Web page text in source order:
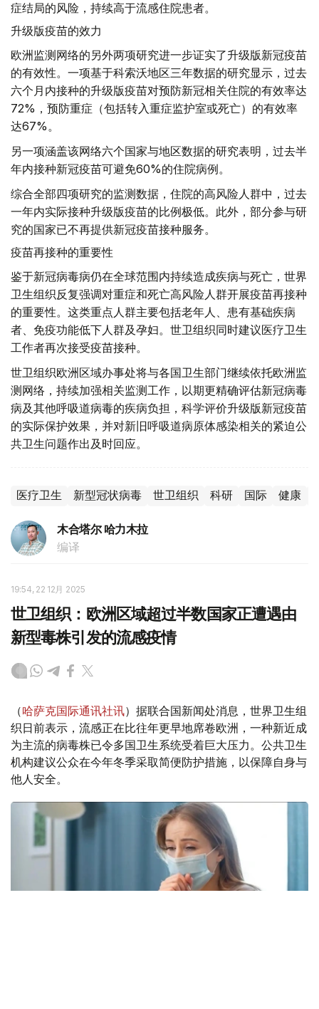
症结局的风险，持续高于流感住院患者。
升级版疫苗的效力
欧洲监测网络的另外两项研究进一步证实了升级版新冠疫苗
的有效性。一项基于科索沃地区三年数据的研究显示，过去
六个月内接种的升级版疫苗对预防新冠相关住院的有效率达
72%，预防重症（包括转入重症监护室或死亡）的有效率
达67%。
另一项涵盖该网络六个国家与地区数据的研究表明，过去半
年内接种新冠疫苗可避免60%的住院病例。
综合全部四项研究的监测数据，住院的高风险人群中，过去
一年内实际接种升级版疫苗的比例极低。此外，部分参与研
究的国家已不再提供新冠疫苗接种服务。
疫苗再接种的重要性
鉴于新冠病毒病仍在全球范围内持续造成疾病与死亡，世界
卫生组织反复强调对重症和死亡高风险人群开展疫苗再接种
的重要性。这类重点人群主要包括老年人、患有基础疾病
者、免疫功能低下人群及孕妇。世卫组织同时建议医疗卫生
工作者再次接受疫苗接种。
世卫组织欧洲区域办事处将与各国卫生部门继续依托欧洲监
测网络，持续加强相关监测工作，以期更精确评估新冠病毒
病及其他呼吸道病毒的疾病负担，科学评价升级版新冠疫苗
的实际保护效果，并对新旧呼吸道病原体感染相关的紧迫公
共卫生问题作出及时回应。
医疗卫生 新型冠状病毒 世卫组织 科研 国际 健康
木合塔尔 哈力木拉
编译
19:54, 22 12月 2025
世卫组织：欧洲区域超过半数国家正遭遇由
新型毒株引发的流感疫情
（哈萨克国际通讯社讯）据联合国新闻处消息，世界卫生组
织日前表示，流感正在比往年更早地席卷欧洲，一种新近成
为主流的病毒株已令多国卫生系统受着巨大压力。公共卫生
机构建议公众在今年冬季采取简便防护措施，以保障自身与
他人安全。